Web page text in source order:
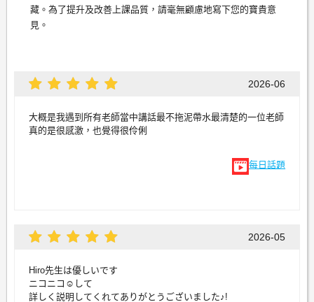
藏。為了提升及改善上課品質，請毫無顧慮地寫下您的寶貴意
見。
2026-06
大概是我遇到所有老師當中講話最不拖泥帶水最清楚的一位老師
真的是很感激，也覺得很伶俐
每日話題
2026-05
Hiro先生は優しいです
ニコニコ☺️して
詳しく説明してくれてありがとうございました♪!